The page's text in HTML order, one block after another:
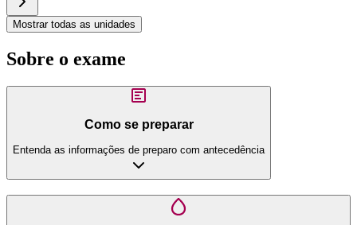
Mostrar todas as unidades
Sobre o exame
Como se preparar
Entenda as informações de preparo com antecedência